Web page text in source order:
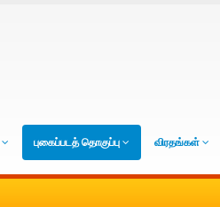
புகைப்படத் தொகுப்பு விரதங்கள்